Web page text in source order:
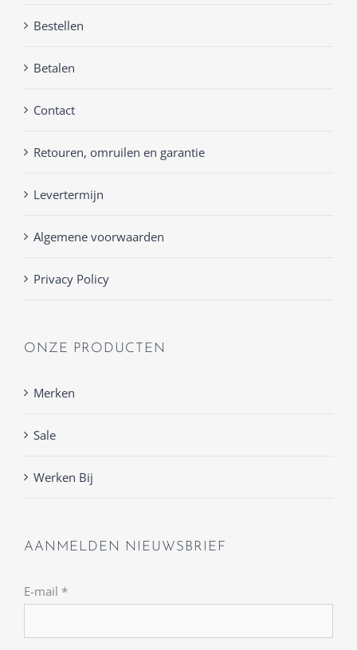
Bestellen
Betalen
Contact
Retouren, omruilen en garantie
Levertermijn
Algemene voorwaarden
Privacy Policy
ONZE PRODUCTEN
Merken
Sale
Werken Bij
AANMELDEN NIEUWSBRIEF
E-mail *